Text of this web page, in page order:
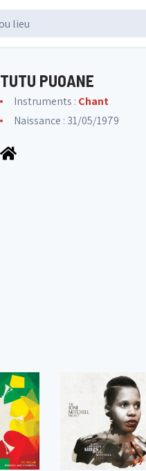
TUTU PUOANE
Instruments : Chant
Naissance : 31/05/1979